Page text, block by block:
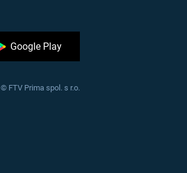
Google Play
© FTV Prima spol. s r.o.